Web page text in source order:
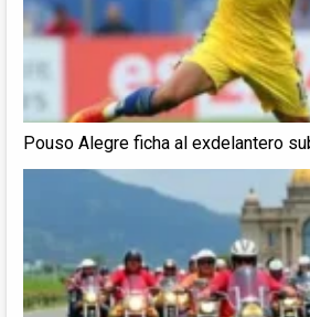
Pouso Alegre ficha al exdelantero